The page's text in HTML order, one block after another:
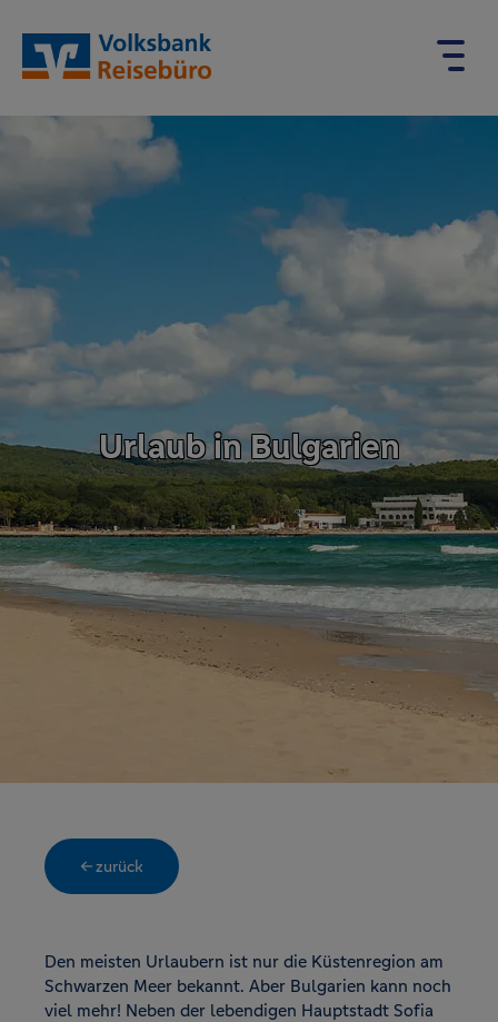
Urlaub in Bulgarien
← zurück
Den meisten Urlaubern ist nur die Küstenregion am
Schwarzen Meer bekannt. Aber Bulgarien kann noch
viel mehr! Neben der lebendigen Hauptstadt Sofia